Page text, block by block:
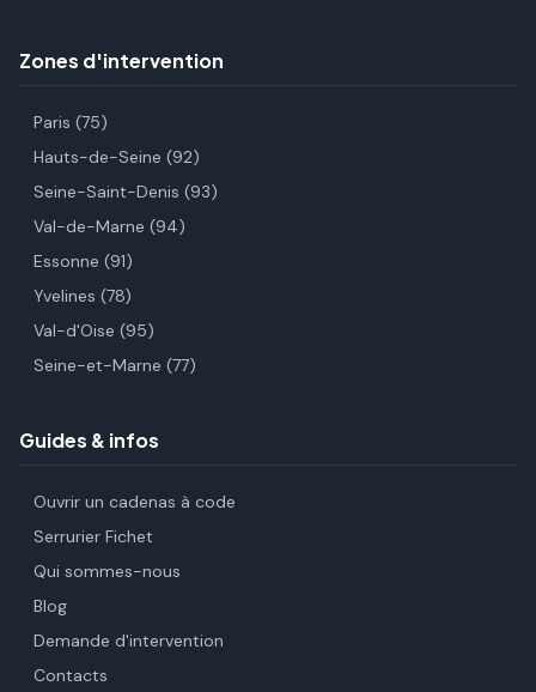
Zones d'intervention
Paris (75)
Hauts-de-Seine (92)
Seine-Saint-Denis (93)
Val-de-Marne (94)
Essonne (91)
Yvelines (78)
Val-d'Oise (95)
Seine-et-Marne (77)
Guides & infos
Ouvrir un cadenas à code
Serrurier Fichet
Qui sommes-nous
Blog
Demande d'intervention
Contacts